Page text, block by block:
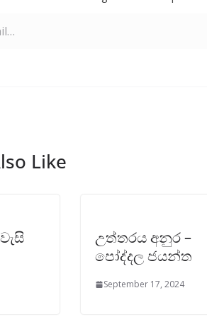
Like
උත්තරය අනුර –
පෝද්දල ජයන්ත
September 17, 2024